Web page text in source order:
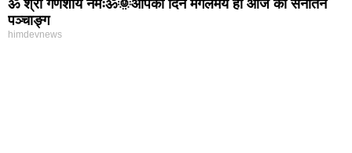
ॐ श्री गणेशाय नमःॐ🌞आपका दिन मंगलमय हो आज का सनातन
पञ्चाङ्ग
himdevnews